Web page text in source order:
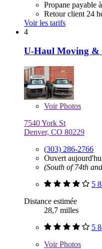
Propane payable
Retour client 24
Voir les tarifs
4
U-Haul Moving &
VoirPhotos
7540 York St
Denver, CO 80229
(303) 286-2766
Ouvert
(South of 74th
5
Distance estimée
28,7 milles
5
VoirPhotos